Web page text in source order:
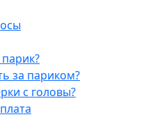
за париком?
с головы?